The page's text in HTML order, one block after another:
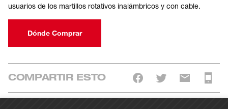
usuarios de los martillos rotativos inalámbricos y con cable.
Dónde Comprar
COMPARTIR ESTO